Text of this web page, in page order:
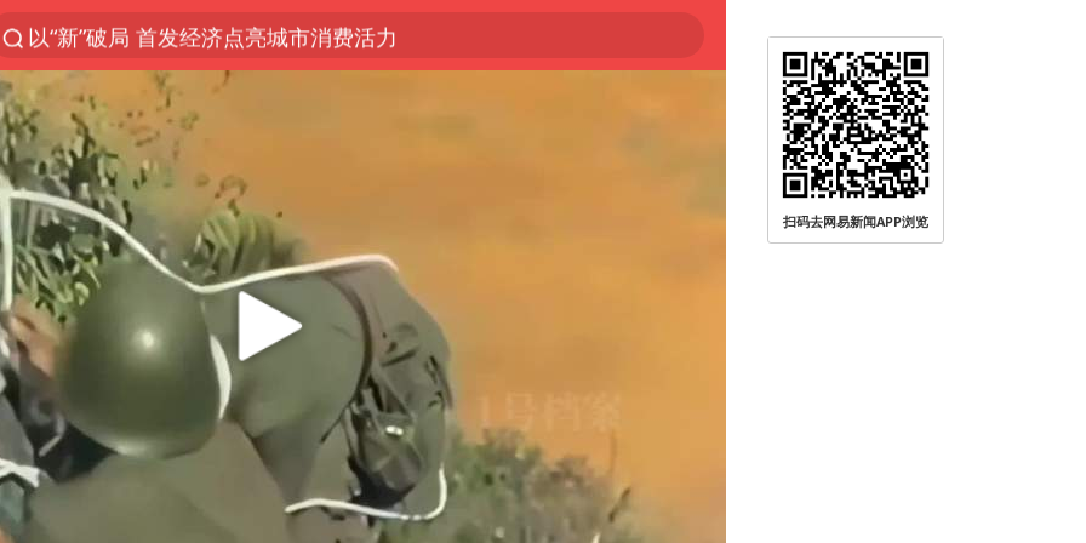
以“新”破局 首发经济点亮城市消费活力
Meta被判支付5.67亿美元
台风白海豚逼近 暴雨大暴雨来袭
47岁妈妈突然产女 26岁女儿：很震惊
阿根廷足协发文力挺因凡蒂诺
中国稀土盘中涨停
A股开盘：民爆、CPO等概念走强
日本广岛民众举行游行反对政府行径
21楼高空抛物嫌疑人被拘留
男子杀人后逃进深山21年活得像野人
日韩股市高开跳水 SK海力士下挫转跌
扫码去网易新闻APP浏览